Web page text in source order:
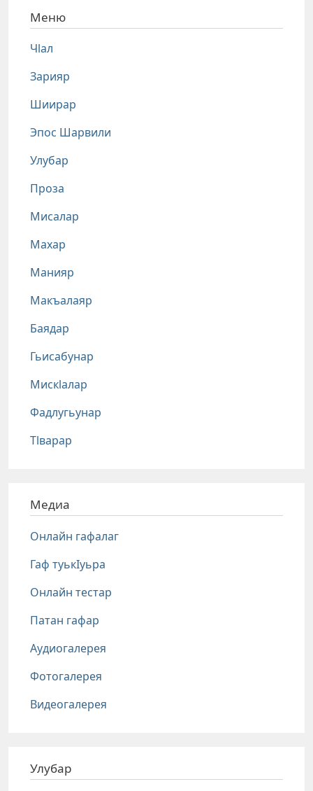
Меню
Чlал
Зарияр
Шиирар
Эпос Шарвили
Улубар
Проза
Мисалар
Махар
Манияр
Макъалаяр
Баядар
Гьисабунар
Мискlалар
Фадлугьунар
Тlварар
Медиа
Онлайн гафалаг
Гаф туькIуьра
Онлайн тестар
Патан гафар
Аудиогалерея
Фотогалерея
Видеогалерея
Улубар